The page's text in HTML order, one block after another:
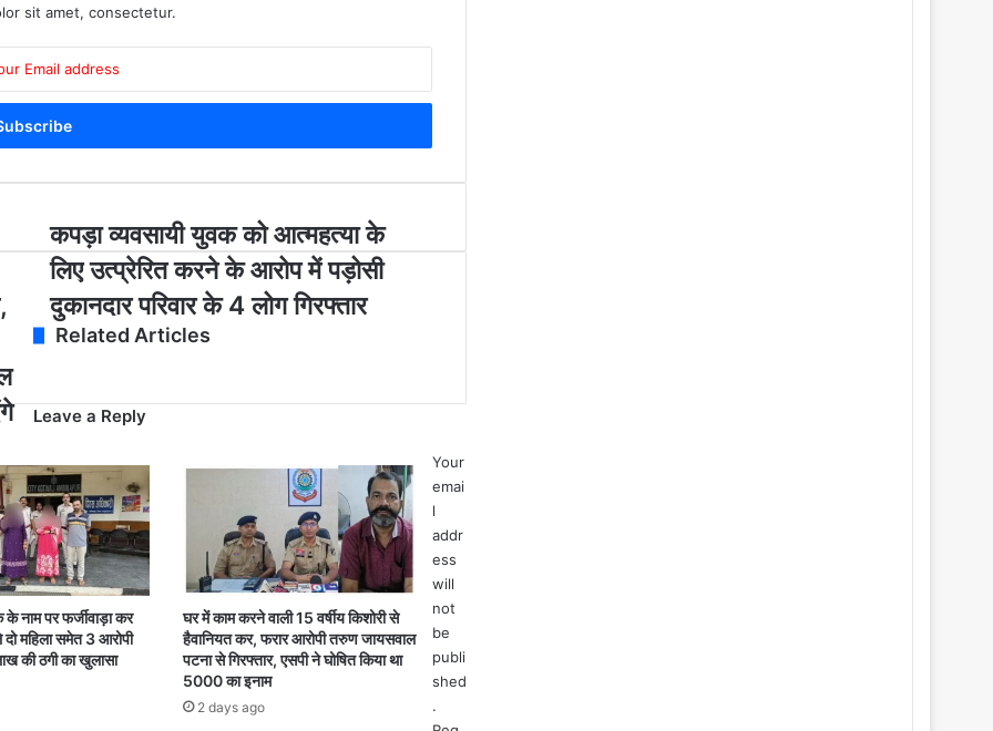
sit amet, consectetur.
क
प
ड़ा
व्य
व
सा
व
आ
त्म
ह
त्या
के
लि
ए
उ
त्प्रे
कपड़ा व्यवसायी युवक को आत्महत्या के
लिए उत्प्रेरित करने के आरोप में पड़ोसी
दुकानदार परिवार के 4 लोग गिरफ्तार
Related Articles
नाम पर फर्जीवाड़ा कर
महिला समेत 3 आरोपी
की ठगी का खुलासा
घर में काम करने वाली 15 वर्षीय किशोरी से
हैवानियत कर, फरार आरोपी तरुण जायसवाल
पटना से गिरफ्तार, एसपी ने घोषित किया था
5000 का इनाम
2 days ago
Leave a Reply
Your
emai
l
addr
ess
will
not
be
publi
shed
.